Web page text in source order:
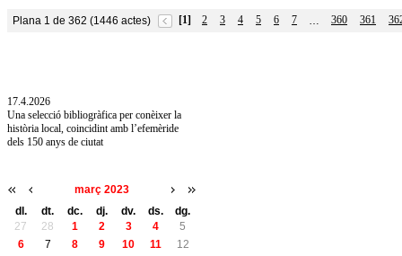
Plana 1 de 362 (1446 actes) [1] 2 3 4 5 6 7 … 360 361
17.4.2026
Una selecció bibliogràfica per conèixer la
història local, coincidint amb l’efemèride
dels 150 anys de ciutat
març 2023
dl.
dt. dc. dj. dv. ds.
dg.
27
28 1 2 3 4
5
6
7 8 9 10 11
12